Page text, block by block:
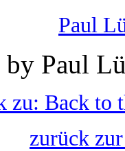
Paul
Paul
zu: Back to
zurück